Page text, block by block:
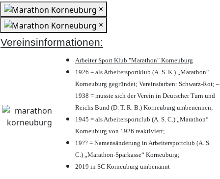
×
×
Vereinsinformationen:
Arbeiter Sport Klub "Marathon" Korneuburg
1926 = als Arbeitersportklub (A. S. K.) „Marathon“
Korneuburg gegründet; Vereinsfarben: Schwarz-Rot; –
1938 = musste sich der Verein in Deutscher Turn und
Reichs Bund (D. T. R. B.) Korneuburg umbenennen;
1945 = als Arbeitersportclub (A. S. C.) „Marathon“
Korneuburg von 1926 reaktiviert;
19?? = Namensänderung in Arbeitersportclub (A. S.
C.) „Marathon-Sparkasse“ Korneuburg;
2019 in SC Korneuburg umbenannt